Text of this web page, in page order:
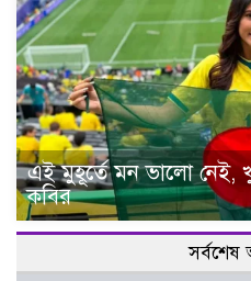
এই মুহূর্তে মন ভালো নেই,
কবির